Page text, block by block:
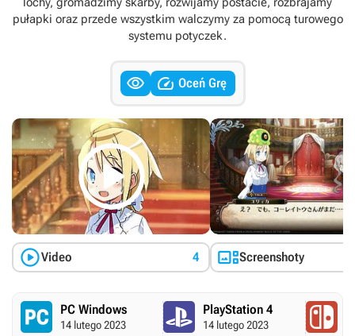
pułapki oraz przede wszystkim walczymy za pomocą turowego
systemu potyczek.
  Oceń Grę

Video 4 Screenshoty
PC Windows
14 lutego 2023
PlayStation 4
14 lutego 2023